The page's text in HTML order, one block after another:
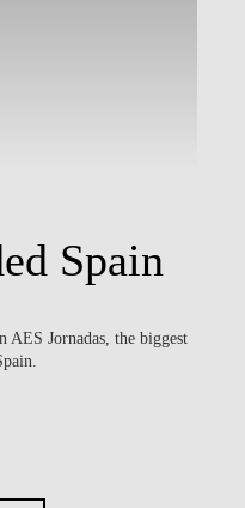
Spain
Jornadas, the biggest